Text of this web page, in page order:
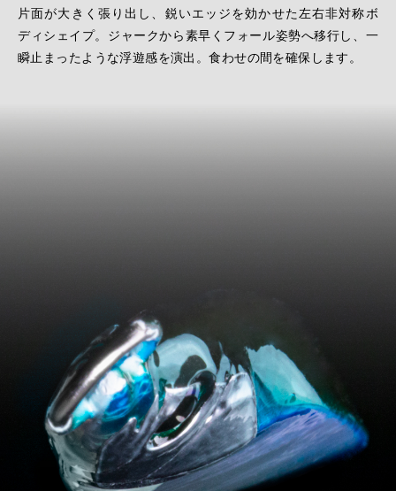
片面が大きく張り出し、鋭いエッジを効かせた左右非対称ボ
ディシェイプ。ジャークから素早くフォール姿勢へ移行し、一
瞬止まったような浮遊感を演出。食わせの間を確保します。